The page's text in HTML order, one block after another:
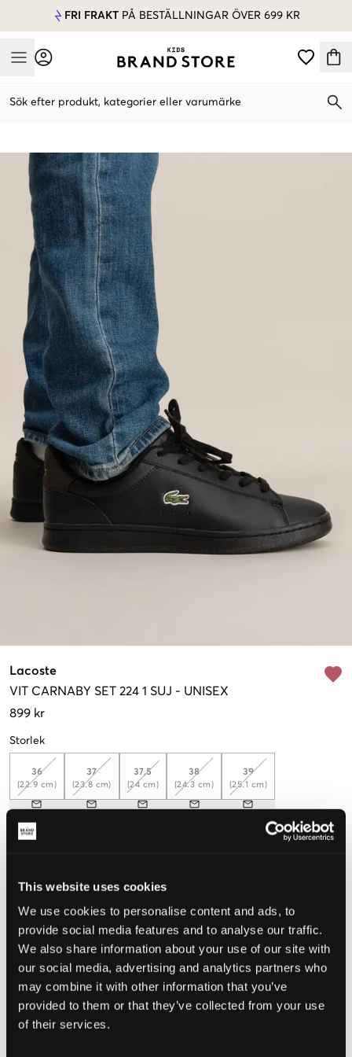
This website uses cookies
We use cookies to personalise content and ads, to
provide social media features and to analyse our traffic.
We also share information about your use of our site with
our social media, advertising and analytics partners who
may combine it with other information that you’ve
provided to them or that they’ve collected from your use
of their services.
FRI FRAKT PÅ BESTÄLLNINGAR ÖVER 699 KR
Mobile Menu
Sök efter produkt, kategorier eller varumärke
Lacoste
VIT CARNABY SET 224 1 SUJ - UNISEX
899 kr
Storlek
36
(22.9 cm)
37
(23.8 cm)
37,5
(24 cm)
38
(24.3 cm)
39
(25.1 cm)
Mät foten för att välja rätt storlek
Liten Perfekt
STORLEKSGUIDE
VÄLJ STORLEK
Fri frakt
på beställningar över 699 kr
Öppet köpi 60 dagar